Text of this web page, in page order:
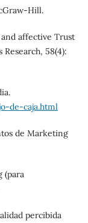
Hill.
affective Trust
58(4):
de-caja.html
de Marketing
(para
percibida